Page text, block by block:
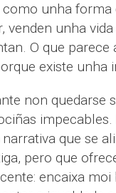
unha
venden unha
O que
existe
non quedarse
que se
pero que
encaixa